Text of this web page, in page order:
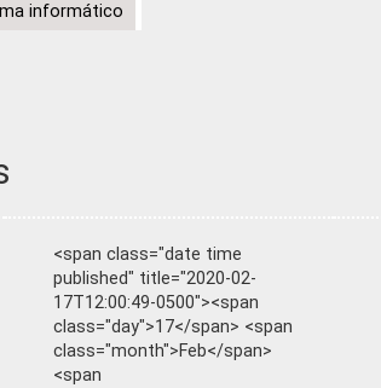
informático
<span class="date time
published" title="2020-02-
17T12:00:49-0500"><span
class="day">17</span> <span
class="month">Feb</span>
<span